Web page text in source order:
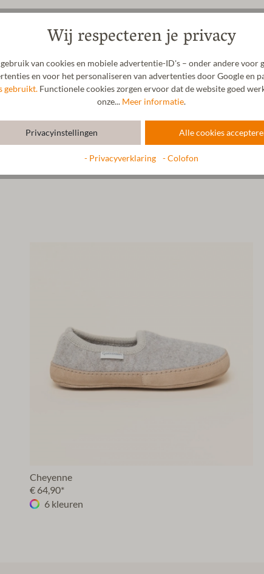
Cheyenne
€ 64,90*
6 kleuren
Wij respecteren je privacy
van cookies en mobiele advertentie-ID's – onder andere voor
en voor het personaliseren van advertenties door Google en
gebruikt. Functionele cookies zorgen ervoor dat de website goed
onze... Meer informatie.
Privacyinstellingen Alle cookies
- Privacyverklaring - Colofon